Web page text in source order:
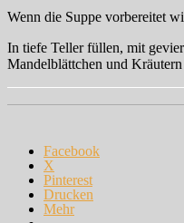
Wenn die Suppe vorbereitet
In tiefe Teller füllen, mit
Mandelblättchen und
Facebook
X
Pinterest
Drucken
Mehr